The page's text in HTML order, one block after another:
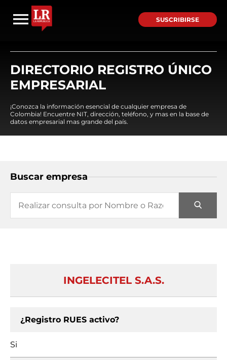
SUSCRIBIRSE
DIRECTORIO REGISTRO ÚNICO
EMPRESARIAL
¡Conozca la información esencial de cualquier empresa de
Colombia! Encuentre NIT, dirección, teléfono, y mas en la base de
datos empresarial mas grande del país.
Buscar empresa
INGELECITEL S.A.S.
¿Registro RUES activo?
Si